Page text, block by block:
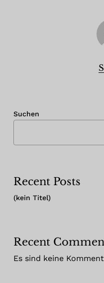
Suchen
Recent Posts
(kein Titel)
Recent
Es sind keine